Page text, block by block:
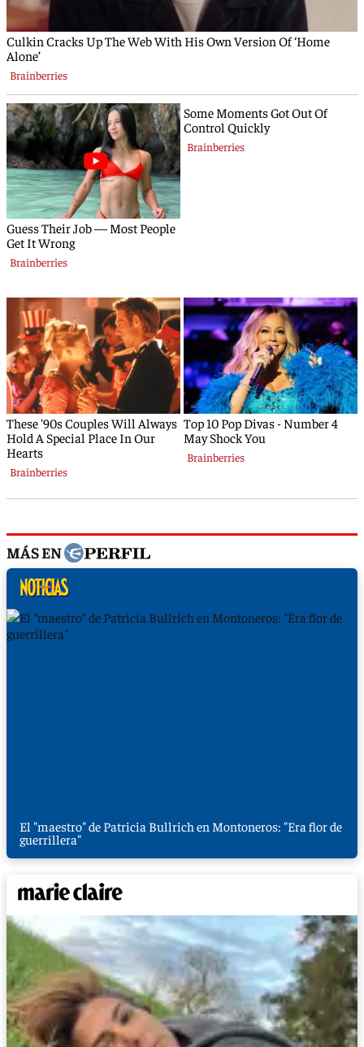
MÁS EN
El "maestro" de Patricia Bullrich en Montoneros: "Era flor de
guerrillera"